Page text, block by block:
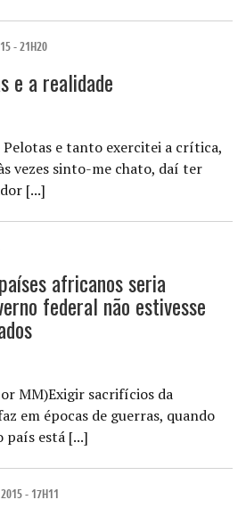
- 21H20
e a realidade
Pelotas e tanto exercitei a crítica,
vezes sinto-me chato, daí ter
[...]
africanos seria
federal não estivesse
MM)Exigir sacrifícios da
em épocas de guerras, quando
país está [...]
- 17H11